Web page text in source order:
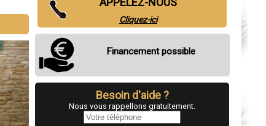
Cliquez-ici
Financement possible
Besoin d'aide ?
Nous vous rappellons gratuitement.